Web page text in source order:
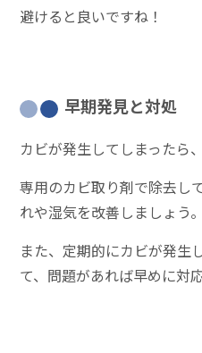
避けると良いですね！
早期発見と対処
カビが発生してしまったら
専用のカビ取り剤で除去し
れや湿気を改善しましょう。
また、定期的にカビが発生
て、問題があれば早めに対